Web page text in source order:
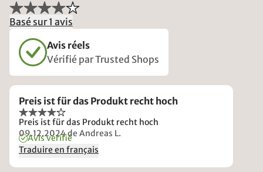
Basé sur 1 avis
Avis réels
Vérifié par Trusted Shops
Preis ist für das Produkt recht hoch
Preis ist für das Produkt recht hoch
09.12.2024de Andreas L.
Avis vérifié
Traduire en français